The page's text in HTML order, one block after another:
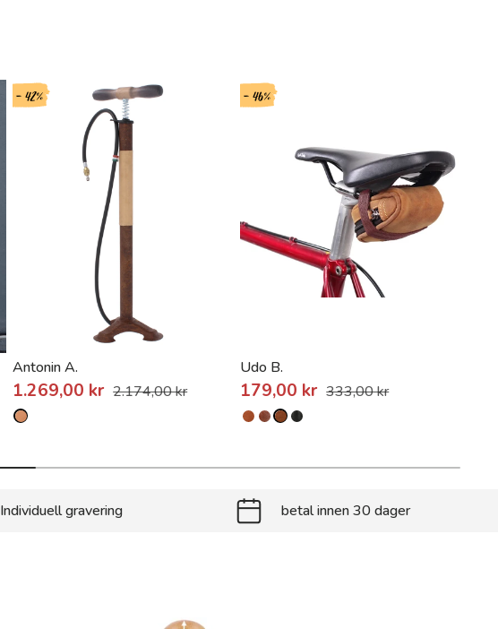
- 42%
Antonin A.
1.269,00 kr 2.174,00 kr
- 46%
Udo B.
179,00 kr 333,00 kr
Individuell gravering betal innen 30 dager